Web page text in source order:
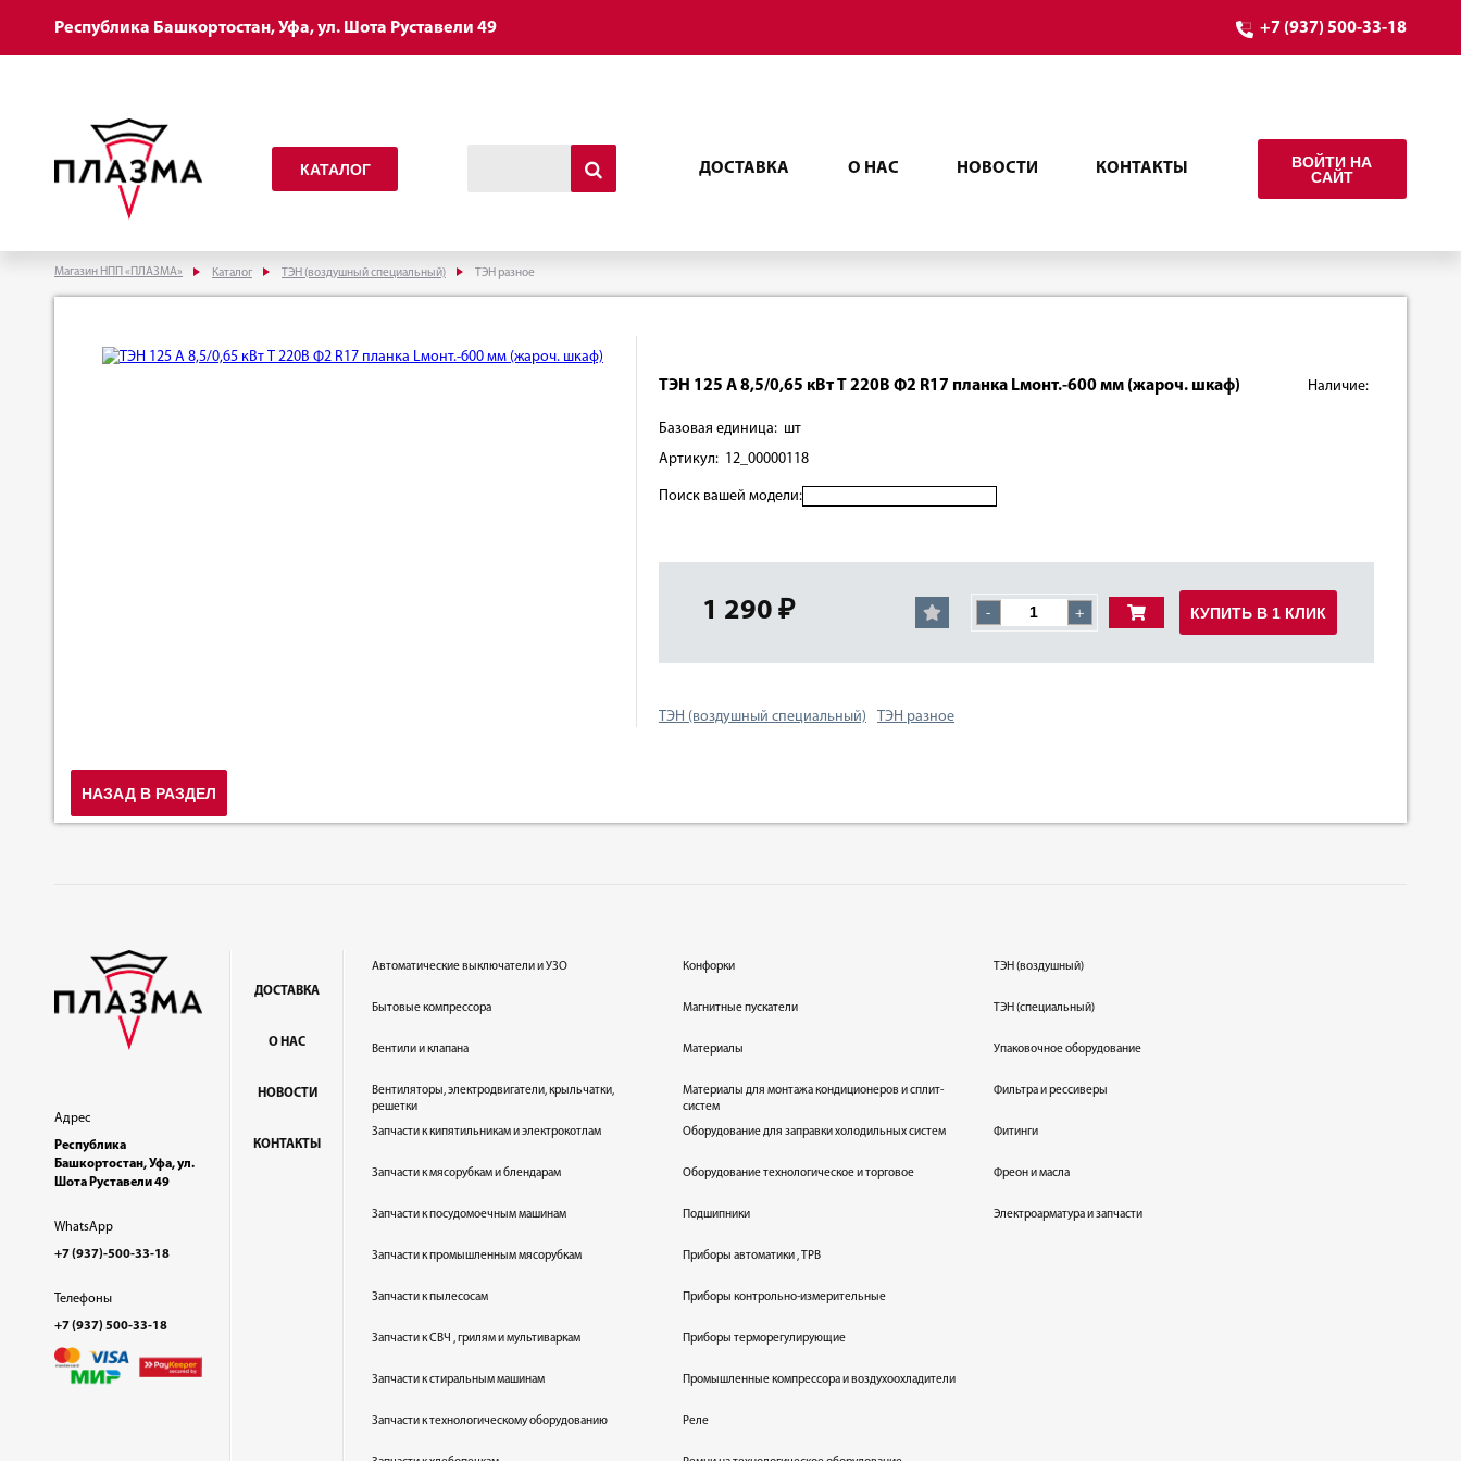
Республика Башкортостан, Уфа, ул. Шота Руставели 49 +7 (937) 500-33-18
КАТАЛОГ ДОСТАВКА О НАС НОВОСТИ КОНТАКТЫ
ВОЙТИ НА
САЙТ
Магазин НПП «ПЛАЗМА» Каталог ТЭН (воздушный специальный) ТЭН разное
ТЭН 125 А 8,5/0,65 кВт Т 220В Ф2 R17 планка Lмонт.-600 мм (жароч. шкаф) Наличие:
Базовая единица: шт
Артикул: 12_00000118
Поиск вашей модели:
1 290 ₽ - + КУПИТЬ В 1 КЛИК
ТЭН (воздушный специальный) ТЭН разное
НАЗАД В РАЗДЕЛ
Адрес
Республика
Башкортостан, Уфа, ул.
Шота Руставели 49
WhatsApp
+7 (937)-500-33-18
Телефоны
+7 (937) 500-33-18
ДОСТАВКА
О НАС
НОВОСТИ
КОНТАКТЫ
Автоматические выключатели и УЗО
Бытовые компрессора
Вентили и клапана
Вентиляторы, электродвигатели, крыльчатки,
решетки
Запчасти к кипятильникам и электрокотлам
Запчасти к мясорубкам и блендарам
Запчасти к посудомоечным машинам
Запчасти к промышленным мясорубкам
Запчасти к пылесосам
Запчасти к СВЧ , грилям и мультиваркам
Запчасти к стиральным машинам
Запчасти к технологическому оборудованию
Конфорки
Магнитные пускатели
Материалы
Материалы для монтажа кондиционеров и сплит-
систем
Оборудование для заправки холодильных систем
Оборудование технологическое и торговое
Подшипники
Приборы автоматики , ТРВ
Приборы контрольно-измерительные
Приборы терморегулирующие
Промышленные компрессора и воздухоохладители
Реле
ТЭН (воздушный)
ТЭН (специальный)
Упаковочное оборудование
Фильтра и рессиверы
Фитинги
Фреон и масла
Электроарматура и запчасти